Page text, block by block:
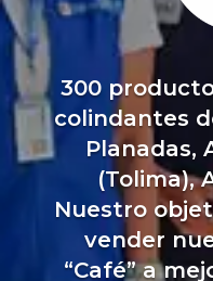
300
colindantes
Planadas,
(Tolima),
Nuestro
vender
“Café” a